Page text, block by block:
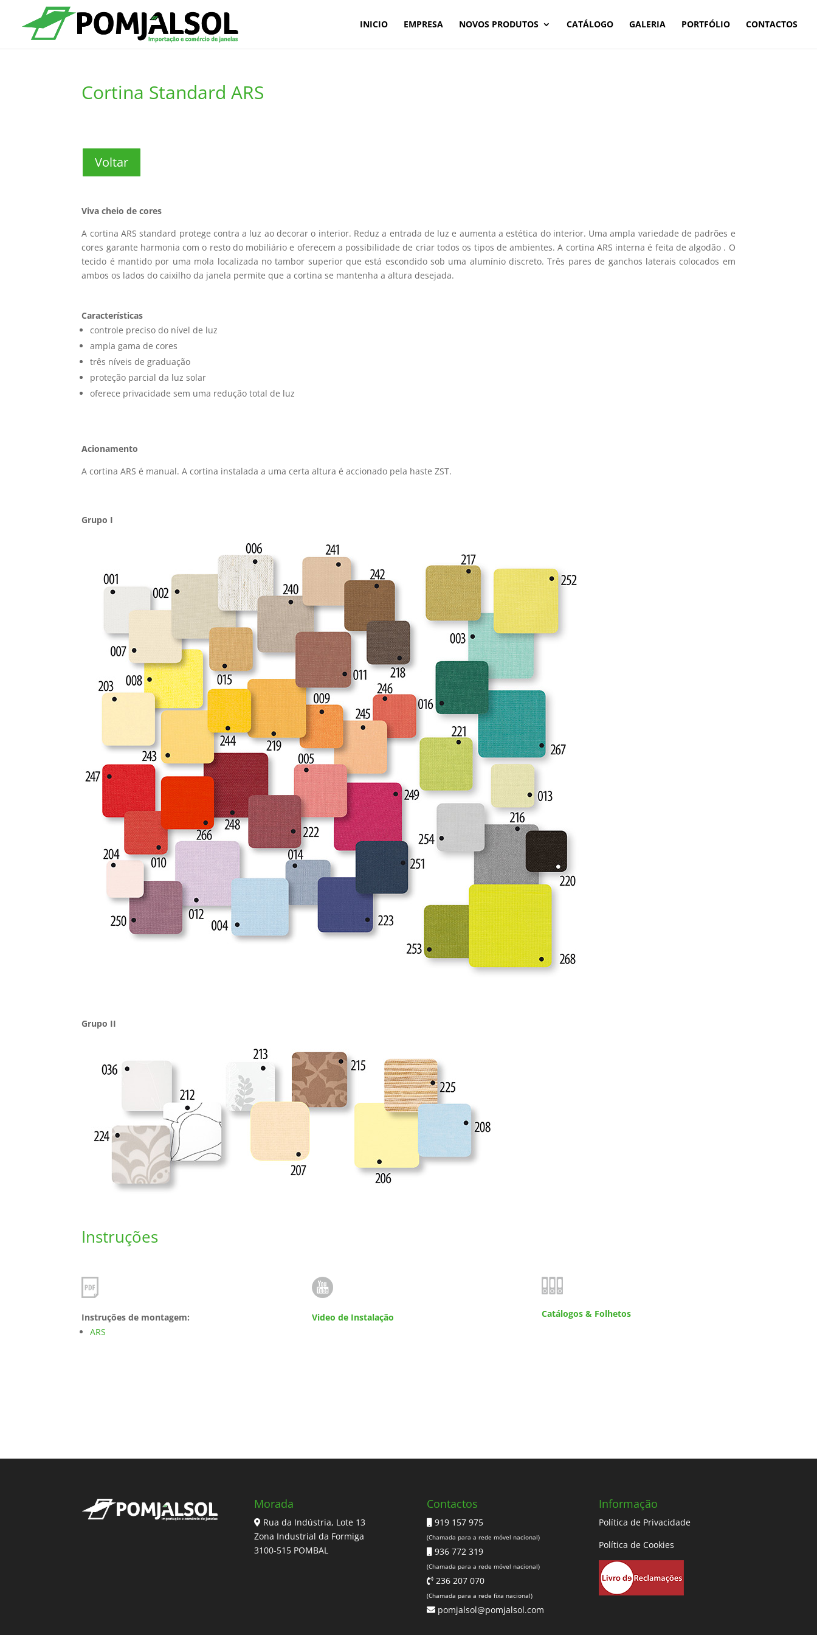
INICIO EMPRESA NOVOS PRODUTOS CATÁLOGO GALERIA PORTFÓLIO CONTACTOS
Cortina Standard ARS
Voltar
Viva cheio de cores
A cortina ARS standard protege contra a luz ao decorar o interior. Reduz a entrada de luz e aumenta a estética do interior. Uma ampla variedade de padrões e
cores garante harmonia com o resto do mobiliário e oferecem a possibilidade de criar todos os tipos de ambientes. A cortina ARS interna é feita de algodão . O
tecido é mantido por uma mola localizada no tambor superior que está escondido sob uma alumínio discreto. Três pares de ganchos laterais colocados em
ambos os lados do caixilho da janela permite que a cortina se mantenha a altura desejada.
Características
controle preciso do nível de luz
ampla gama de cores
três níveis de graduação
proteção parcial da luz solar
oferece privacidade sem uma redução total de luz
Acionamento
A cortina ARS é manual. A cortina instalada a uma certa altura é accionado pela haste ZST.
Grupo I
Grupo II
Instruções
Instruções de montagem:
ARS
Video de Instalação Catálogos & Folhetos
Morada
Rua da Indústria, Lote 13
Zona Industrial da Formiga
3100-515 POMBAL
Contactos
919 157 975
(Chamada para a rede móvel nacional)
936 772 319
(Chamada para a rede móvel nacional)
236 207 070
(Chamada para a rede fixa nacional)
pomjalsol@pomjalsol.com
Informação
Política de Privacidade
Política de Cookies